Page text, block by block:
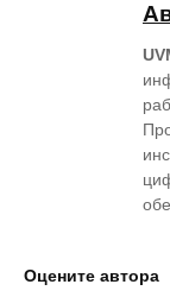
Оцените автора